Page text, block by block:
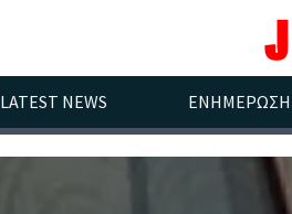
LATEST NEWS ΕΝΗΜΕΡΩΣΗ